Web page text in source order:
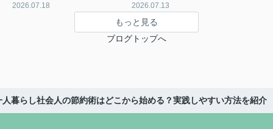
2026.07.18 2026.07.13
もっと見る
ブログトップへ
人暮らし社会人の節約術はどこから始める？実践しやすい方法を紹介